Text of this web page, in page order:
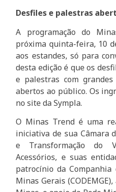
Desfiles e palestras
A programação do
próxima quinta-feira, 10
aos estandes, só para
desta edição é que os
e palestras com
abertos ao público. Os
no site da Sympla.
O Minas Trend é uma
iniciativa de sua Câmara
e Transformação do
Acessórios, e suas
patrocínio da Companhia
Minas Gerais